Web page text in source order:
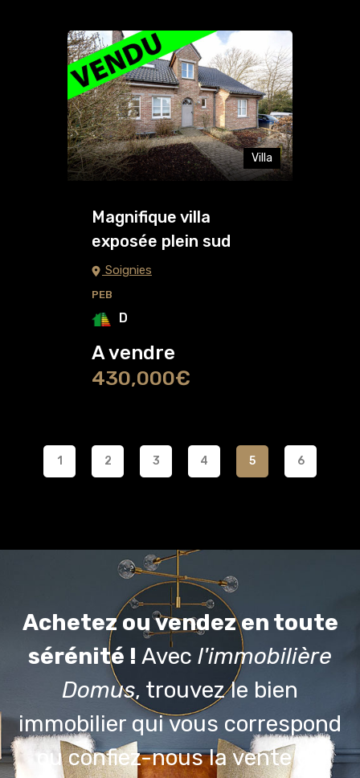
Villa
Magnifique villa
exposée plein sud
Soignies
PEB
D
A vendre
430,000€
1 2 3 4 5 6
Achetez ou vendez en toute
sérénité ! Avec l'immobilière
Domus, trouvez le bien
immobilier qui vous correspond
ou confiez-nous la vente du